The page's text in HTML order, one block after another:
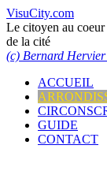
VisuCity.com
Le citoyen au coeur
de la cité
(c) Bernard
ACCUEIL
GUIDE
CONTACT